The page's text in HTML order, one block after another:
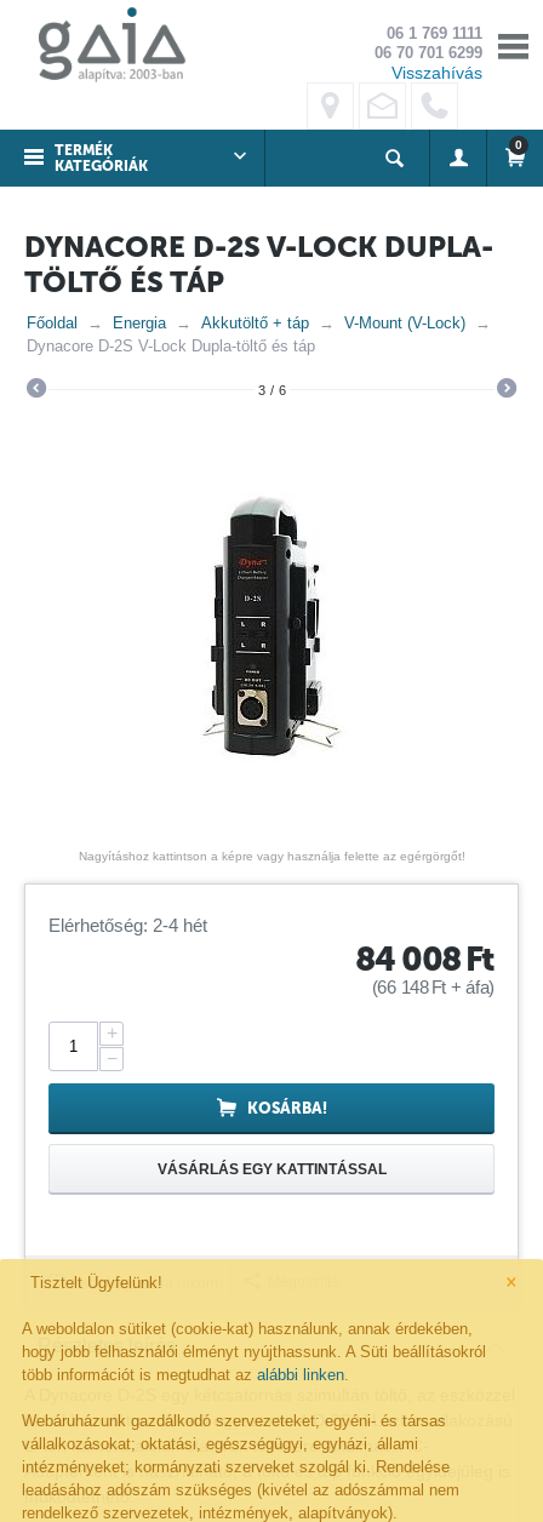
×
Tisztelt Ügyfelünk!
A weboldalon sütiket (cookie-kat) használunk, annak érdekében,
hogy jobb felhasználói élményt nyújthassunk. A Süti beállításokról
több információt is megtudhat az alábbi linken
Webáruházunk gazdálkodó szervezeteket; egyéni- és társas
vállalkozásokat; oktatási, egészségügyi, egyházi, állami
intézményeket; kormányzati szerveket szolgál ki. Rendelése
leadásához adószám szükséges (kivétel az adószámmal nem
rendelkező szervezetek, intézmények, alapítványok).
06 1 769 1111
06 70 701 6299
Visszahívás
TERMÉK
KATEGÓRIÁK
0
DYNACORE D-2S V-LOCK DUPLA-
TÖLTŐ ÉS TÁP
Főoldal Energia Akkutöltő + táp
V-Mount (V-Lock)
Dynacore D-2S V-Lock Dupla-töltő és táp
3 / 6
Nagyításhoz kattintson a képre vagy használja felette az egérgörgőt!
Elérhetőség: 2-4 hét
84 008Ft
(66 148Ft + áfa)
+
−
KOSÁRBA!
VÁSÁRLÁS EGY KATTINTÁSSAL
Kivánságlistára rakom
Részletes leírás
két akkumulátor tölthető egyszerre. A D-2S V-Lock csatlakozású
Li-ion kamera akkumulátorok töltésére alkalmas. AC-
Adapterként is használható, a töltő és táp funkció egyidejűleg is
működtethető.